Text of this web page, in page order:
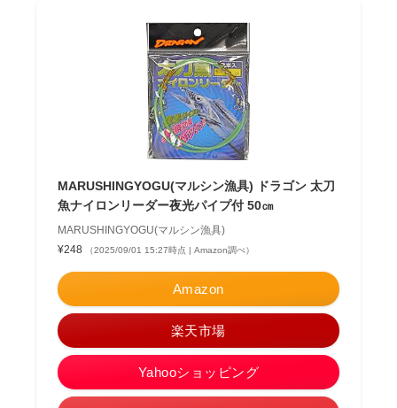
MARUSHINGYOGU(マルシン漁具) ドラゴン 太刀
魚ナイロンリーダー夜光パイプ付 50㎝
MARUSHINGYOGU(マルシン漁具)
¥248
（2025/09/01 15:27時点 | Amazon調べ）
Amazon
楽天市場
Yahooショッピング